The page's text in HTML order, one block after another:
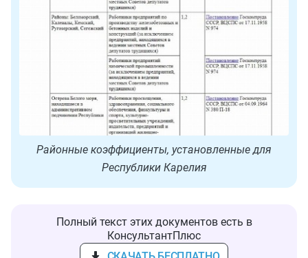
Районные коэффициенты, установленные для
Республики Карелия
Полный текст этих документов есть в
КонсультантПлюс